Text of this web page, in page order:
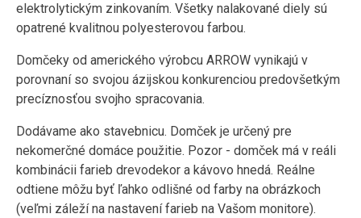
elektrolytickým zinkovaním. Všetky nalakované diely sú
opatrené kvalitnou polyesterovou farbou.
Domčeky od amerického výrobcu ARROW vynikajú v
porovnaní so svojou ázijskou konkurenciou predovšetkým
precíznosťou svojho spracovania.
Dodávame ako stavebnicu. Domček je určený pre
nekomerčné domáce použitie. Pozor - domček má v reáli
kombinácii farieb drevodekor a kávovo hnedá. Reálne
odtiene môžu byť ľahko odlišné od farby na obrázkoch
(veľmi záleží na nastavení farieb na Vašom monitore).